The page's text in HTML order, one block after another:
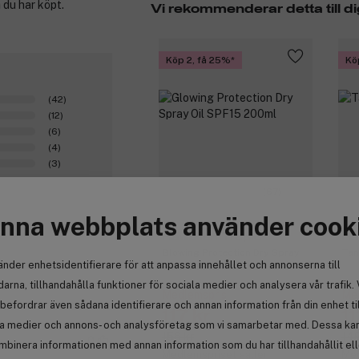
webbplats använder
enhetsidentifierare för att anpassa innehållet och annonserna till
tillhandahålla funktioner för sociala medier och analysera vår trafik.
även sådana identifierare och annan information från din enhet
medier och annons- och analysföretag som vi samarbetar med. Dessa
informationen med annan information som du har tillhandahållit
Vi rekommenderar detta till
Köp 2, få 25%
Hawaiian Tropic
Oil SPF15 200ml
har köpt.
(42)
(12)
(6)
(4)
(3)
0